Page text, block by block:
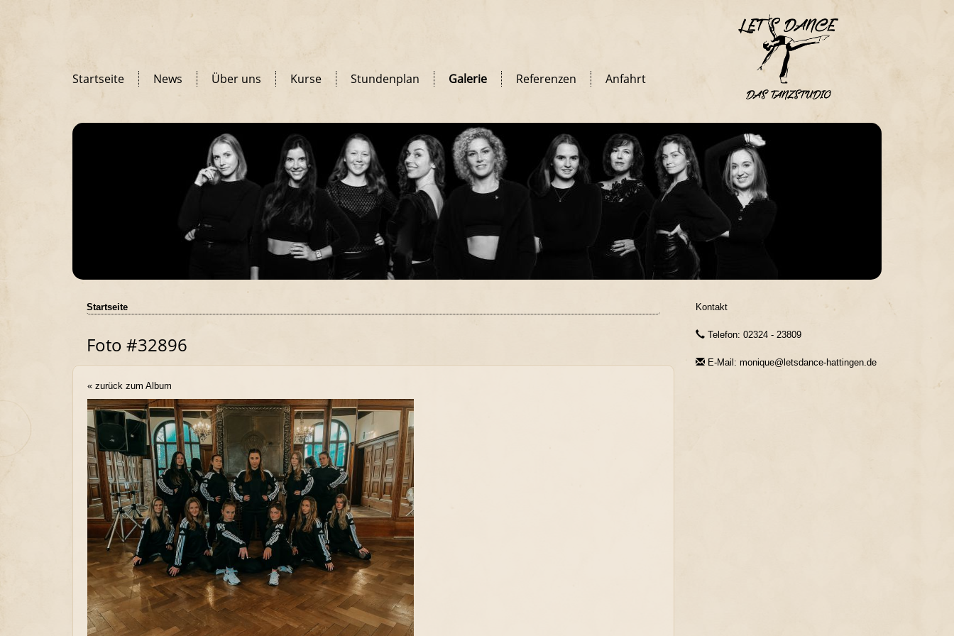
Startseite News Über uns Kurse Stundenplan Galerie Referenzen Anfahrt
Startseite
Foto #32896
« zurück zum Album
Kontakt
Telefon: 02324 - 23809
E-Mail: monique@letsdance-hattingen.de